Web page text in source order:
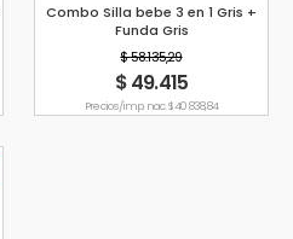
Combo Silla bebe 3 en 1 Gris +
Funda Gris
$ 58.135,29
$ 49.415
Precio s/imp. nac. $ 40.838,84